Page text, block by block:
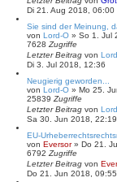
Di 21. Aug 2018, 06:00
Sie sind der Meinung,
von Lord-O » So 1. Jul
7628 Zugriffe
Letzter Beitrag von
Di 3. Jul 2018, 12:36
Neugierig geworden...
von Lord-O » Mo 25.
25839 Zugriffe
Letzter Beitrag von
Sa 30. Jun 2018, 22:19
EU-
von Eversor» Do 21.
6792 Zugriffe
Letzter Beitrag von
Do 21. Jun 2018, 09:55